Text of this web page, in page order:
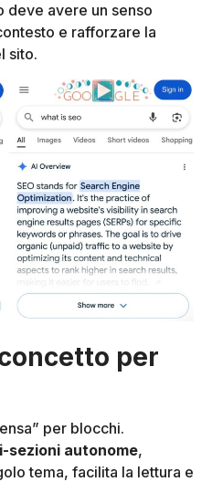
deve avere un senso
e rafforzare la
sito.
per
per blocchi.
sezioni autonome,
tema, facilita la lettura e